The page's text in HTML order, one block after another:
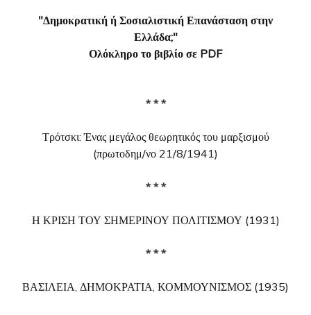
"Δημοκρατική ή Σοσιαλιστική Επανάσταση στην
Ελλάδα;"
Ολόκληρο το βιβλίο σε PDF
* * *
Τρότσκι: Ένας μεγάλος θεωρητικός του μαρξισμού
(πρωτοδημ/νο 21/8/1941)
* * *
Η ΚΡΙΣΗ ΤΟΥ ΣΗΜΕΡΙΝΟΥ ΠΟΛΙΤΙΣΜΟΥ (1931)
* * *
ΒΑΣΙΛΕΙΑ, ΔΗΜΟΚΡΑΤΙΑ, ΚΟΜΜΟΥΝΙΣΜΟΣ (1935)